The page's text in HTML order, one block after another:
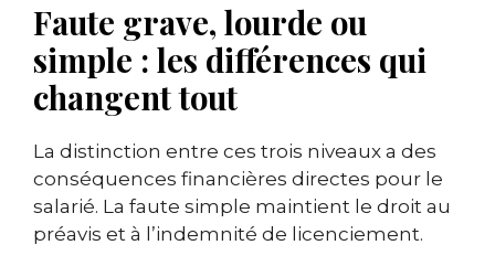
Faute grave, lourde ou
simple : les différences qui
changent tout
La distinction entre ces trois niveaux a des
conséquences financières directes pour le
salarié. La faute simple maintient le droit au
préavis et à l’indemnité de licenciement.